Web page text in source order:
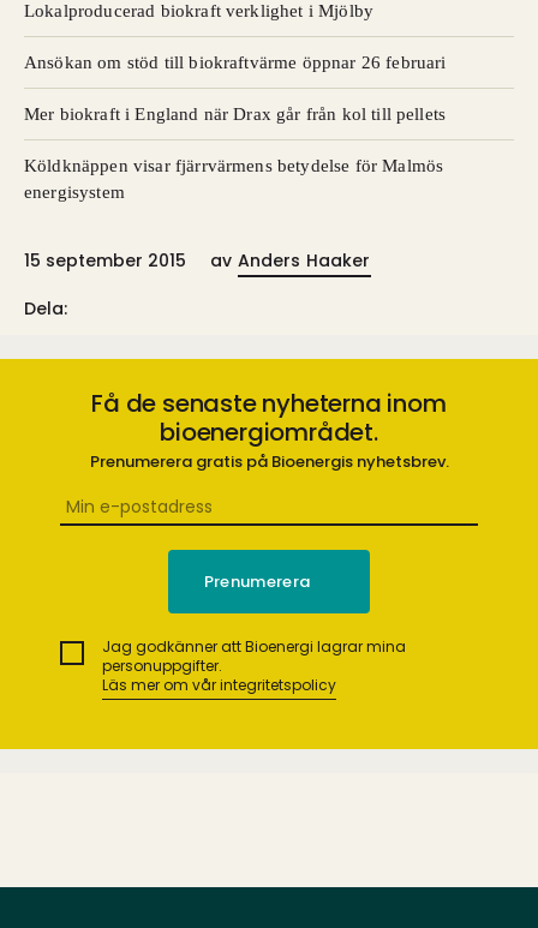
Lokalproducerad biokraft verklighet i Mjölby
Ansökan om stöd till biokraftvärme öppnar 26 februari
Mer biokraft i England när Drax går från kol till pellets
Köldknäppen visar fjärrvärmens betydelse för Malmös
energisystem
15 september 2015 av Anders Haaker
Dela:
Få de senaste nyheterna inom
bioenergiområdet.
Prenumerera gratis på Bioenergis nyhetsbrev.
Jag godkänner att Bioenergi lagrar mina
personuppgifter.
Läs mer om vår integritetspolicy